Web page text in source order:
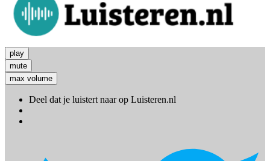
play
mute
max volume
Deel dat je luistert naarop Luisteren.nl